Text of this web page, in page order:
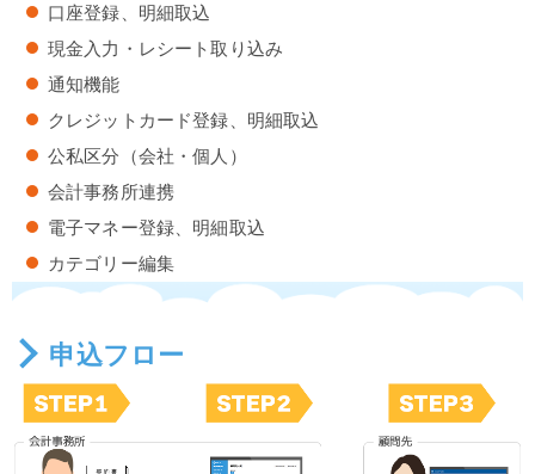
口座登録、明細取込
現金入力・レシート取り込み
通知機能
クレジットカード登録、明細取込
公私区分（会社・個人）
会計事務所連携
電子マネー登録、明細取込
カテゴリー編集
申込フロー